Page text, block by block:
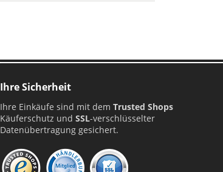
Ihre Sicherheit
Ihre Einkäufe sind mit dem Trusted Shops
Käuferschutz und SSL-verschlüsselter
Datenübertragung gesichert.